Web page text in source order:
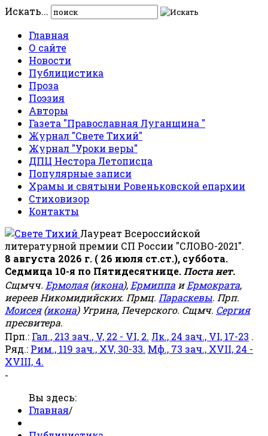
Искать...
Главная
О сайте
Новости
Публицистика
Проза
Поэзия
Авторы
Газета "Православная Луганщина "
Журнал "Свете Тихий"
Журнал "Уроки веры"
ДПЦ Нестора Летописца
Популярные записи
Храмы и святыни Ровеньковской епархии
Стиховизор
Контакты
Лауреат Всероссийской
литературной премии СП России "СЛОВО-2021".
8 августа 2026 г. ( 26 июля ст.ст.), суббота.
Седмица 10-я по Пятидесятнице. Поста нет.
Сщмчч. Ермолая(икона), Ермиппа иЕрмократа,
иереев Никомидийских. Прмц. Параскевы. Прп.
Моисея(икона) Угрина, Печерского. Сщмч. Сергия
пресвитера.
Прп.: Гал., 213 зач., V, 22 - VI, 2. Лк., 24 зач., VI, 17-23 .
Ряд.: Рим., 119 зач., XV, 30-33. Мф., 73 зач., XVII, 24 -
XVIII, 4.
-
Вы здесь:
Главная/